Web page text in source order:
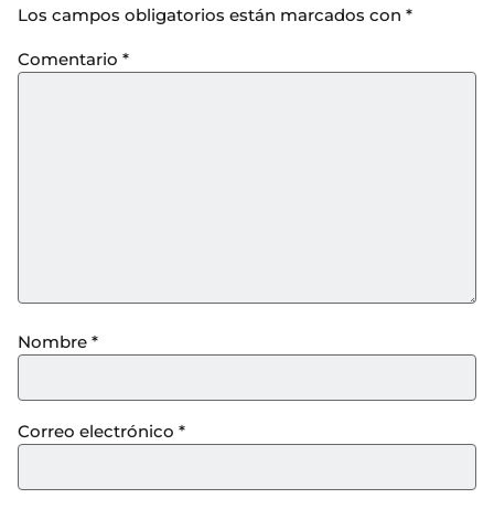
Los campos obligatorios están marcados con *
Comentario *
Nombre *
Correo electrónico *